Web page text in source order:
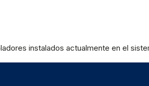
instalados actualmente en el